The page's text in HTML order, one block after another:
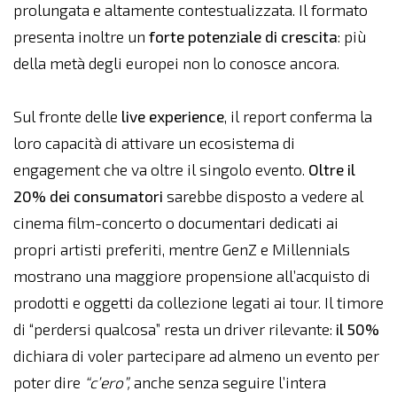
prolungata e altamente contestualizzata. Il formato
presenta inoltre un forte potenziale di crescita: più
della metà degli europei non lo conosce ancora.
Sul fronte delle live experience, il report conferma la
loro capacità di attivare un ecosistema di
engagement che va oltre il singolo evento. Oltre il
20% dei consumatori sarebbe disposto a vedere al
cinema film-concerto o documentari dedicati ai
propri artisti preferiti, mentre GenZ e Millennials
mostrano una maggiore propensione all’acquisto di
prodotti e oggetti da collezione legati ai tour. Il timore
di “perdersi qualcosa” resta un driver rilevante: il 50%
dichiara di voler partecipare ad almeno un evento per
poter dire “c’ero”,anche senza seguire l’intera